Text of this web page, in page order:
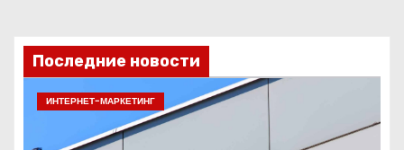
Последние новости
ИНТЕРНЕТ-МАРКЕТИНГ